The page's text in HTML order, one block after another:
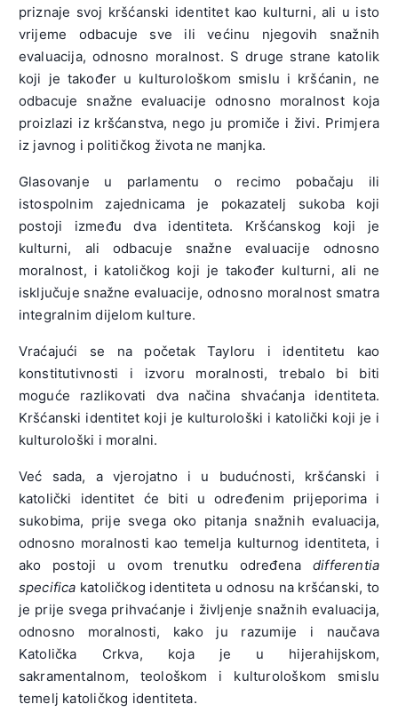
priznaje svoj kršćanski identitet kao kulturni, ali u isto
vrijeme odbacuje sve ili većinu njegovih snažnih
evaluacija, odnosno moralnost. S druge strane katolik
koji je također u kulturološkom smislu i kršćanin, ne
odbacuje snažne evaluacije odnosno moralnost koja
proizlazi iz kršćanstva, nego ju promiče i živi. Primjera
iz javnog i političkog života ne manjka.
Glasovanje u parlamentu o recimo pobačaju ili
istospolnim zajednicama je pokazatelj sukoba koji
postoji između dva identiteta. Kršćanskog koji je
kulturni, ali odbacuje snažne evaluacije odnosno
moralnost, i katoličkog koji je također kulturni, ali ne
isključuje snažne evaluacije, odnosno moralnost smatra
integralnim dijelom kulture.
Vraćajući se na početak Tayloru i identitetu kao
konstitutivnosti i izvoru moralnosti, trebalo bi biti
moguće razlikovati dva načina shvaćanja identiteta.
Kršćanski identitet koji je kulturološki i katolički koji je i
kulturološki i moralni.
Već sada, a vjerojatno i u budućnosti, kršćanski i
katolički identitet će biti u određenim prijeporima i
sukobima, prije svega oko pitanja snažnih evaluacija,
odnosno moralnosti kao temelja kulturnog identiteta, i
ako postoji u ovom trenutku određena differentia
specifica katoličkog identiteta u odnosu na kršćanski, to
je prije svega prihvaćanje i življenje snažnih evaluacija,
odnosno moralnosti, kako ju razumije i naučava
Katolička Crkva, koja je u hijerahijskom,
sakramentalnom, teološkom i kulturološkom smislu
temelj katoličkog identiteta.